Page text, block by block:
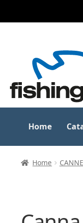
navigazione
contenuto
Home
Home